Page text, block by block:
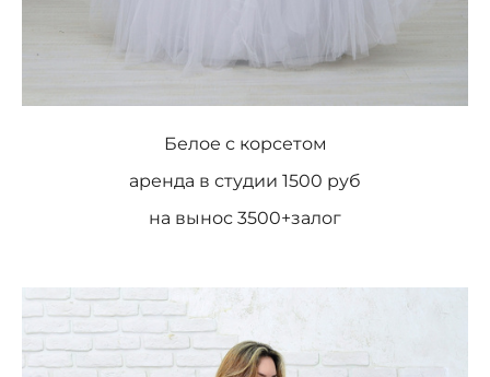
Белое с корсетом
аренда в студии 1500 руб
на вынос 3500+залог